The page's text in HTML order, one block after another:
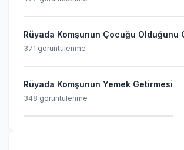
Rüyada Komşunun Çocuğu Olduğunu
371 görüntülenme
Rüyada Komşunun Yemek Getirmesi
348 görüntülenme